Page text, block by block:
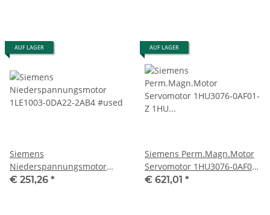
AUF LAGER
Siemens
Niederspannungsmotor
1LE1003-0DA22-2AB4 #used
€ 251,26 *
AUF LAGER
Siemens Perm.Magn.Motor
Servomotor 1HU3076-0AF01-
Z 1HU 3076-0AF01-Z
€ 621,01 *